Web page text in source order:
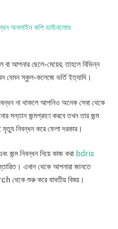
অনলাইন কপি ডাউনলোড
বা আপনার ছেলে-মেয়ের, তাহলে বিভিন্ন
যেমন স্কুল-কলেজে ভর্তি ইত্যাদি।
না থাকলে আপনিও অনেক সেবা থেকে
সন্তান জন্মগ্রহণ করবে তখন তার জন্ম
নিবন্ধন করে ফেলা দরকার।
জন্ম নিবন্ধন নিয়ে কাজ করা bdris
এখান থেকে আপনারা জানতে
শুরু করে যাবতীয় বিষয়।